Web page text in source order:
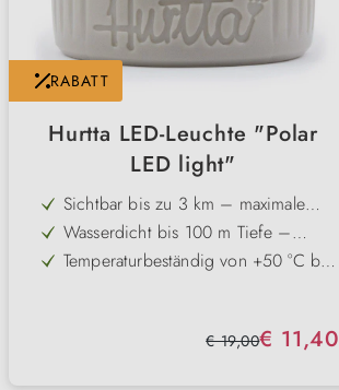
RABATT
Hurtta LED-Leuchte "Polar
LED light"
Sichtbar bis zu 3 km – maximale
Sicherheit auch bei Dunkelheit und
Nebel
Wasserdicht bis 100 m Tiefe –
zuverlässig selbst bei Regen und
Schwimmen
Temperaturbeständig von +50 °C bis
Stunden – sparsam und ausdauernd
Verkaufspreis:€ 11,40
Regulärer Preis:
€ 19,00